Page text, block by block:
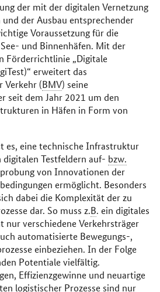
der mit der digitalen Vernetzung
der Ausbau entsprechender
Voraussetzung für die
und Binnenhäfen. Mit der
Förderrichtlinie „Digitale
erweitert das
Verkehr (BMV) seine
seit dem Jahr 2021 um den
in Häfen in Form von
es, eine technische Infrastruktur
Testfeldern auf- bzw.
von Innovationen der
ermöglicht. Besonders
dabei die Komplexität der zu
dar. So muss z.B. ein digitales
nur verschiedene Verkehrsträger
automatisierte Bewegungs-,
einbeziehen. In der Folge
Potentiale vielfältig.
Effizienzgewinne und neuartige
logistischer Prozesse sind nur